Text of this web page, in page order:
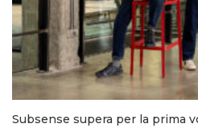
Subsense supera per la prima